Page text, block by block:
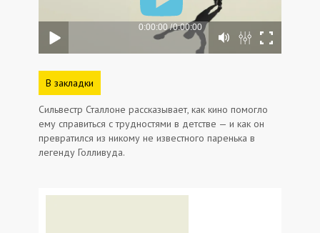
В закладки
Сильвестр Сталлоне рассказывает, как кино помогло
ему справиться с трудностями в детстве — и как он
превратился из никому не известного паренька в
легенду Голливуда.